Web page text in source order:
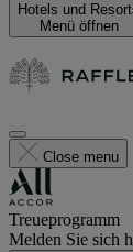
Hotels und
Menü öffnen
Close menu
Treueprogramm
Melden Sie sich